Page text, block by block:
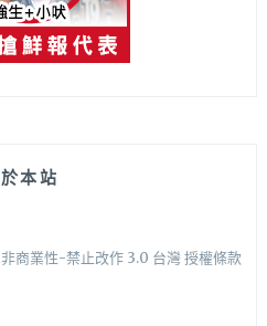
本站
商業性-禁止改作 3.0 台灣 授權條款